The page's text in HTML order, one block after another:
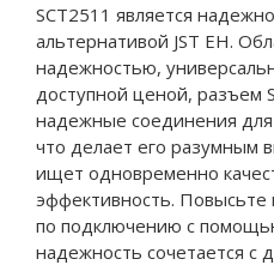
SCT2511 является
альтернативой JST EH.
надежностью,
доступной ценой, разъем
надежные соединения
что делает его разумным
ищет одновременно
эффективность. Повысьте
по подключению с
надежность сочетается с